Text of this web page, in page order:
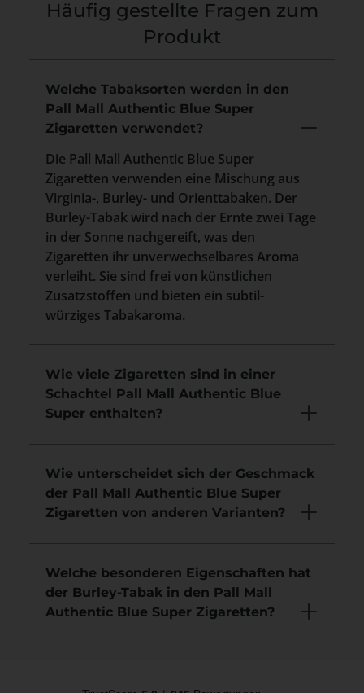
Häufig gestellte Fragen zum
Produkt
Welche Tabaksorten werden in den
Pall Mall Authentic Blue Super
Zigaretten verwendet?
Die Pall Mall Authentic Blue Super
Zigaretten verwenden eine Mischung aus
Virginia-, Burley- und Orienttabaken. Der
Burley-Tabak wird nach der Ernte zwei Tage
in der Sonne nachgereift, was den
Zigaretten ihr unverwechselbares Aroma
verleiht. Sie sind frei von künstlichen
Zusatzstoffen und bieten ein subtil-
würziges Tabakaroma.
Wie viele Zigaretten sind in einer
Schachtel Pall Mall Authentic Blue
Super enthalten?
Wie unterscheidet sich der Geschmack
der Pall Mall Authentic Blue Super
Zigaretten von anderen Varianten?
Welche besonderen Eigenschaften hat
der Burley-Tabak in den Pall Mall
Authentic Blue Super Zigaretten?